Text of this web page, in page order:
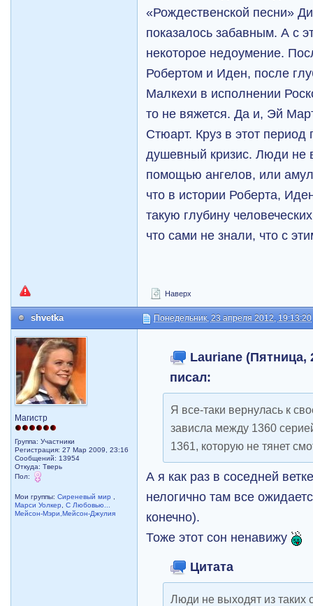
«Рождественской песни»
показалось забавным. А с
некоторое недоумение.
Робертом и Иден, после
Малкехи в исполнении
то не вяжется. Да и, Эй
Стюарт. Круз в этот
душевный кризис. Люди не
помощью ангелов, или
что в истории Роберта,
такую глубину
что сами не знали, что с
Наверх
shvetka Понедельник, 23 апреля 2012, 19:13:20
Магистр
Группа: Участники
Регистрация: 27 Мар 2009, 23:16
Сообщений: 13954
Откуда: Тверь
Пол:
Мои группы:Сиреневый мир
Марси Уолкер
,С Любовью...
Мейсон-Мэри,Мейсон-Джулия
Lauriane (Пятница,
писал:
Я все-таки вернулась к
зависла между 1360
1361, которую не тянет
А я как раз в соседней
нелогично там все
конечно).
Тоже этот сон ненавижу
Цитата
Люди не выходят из таких